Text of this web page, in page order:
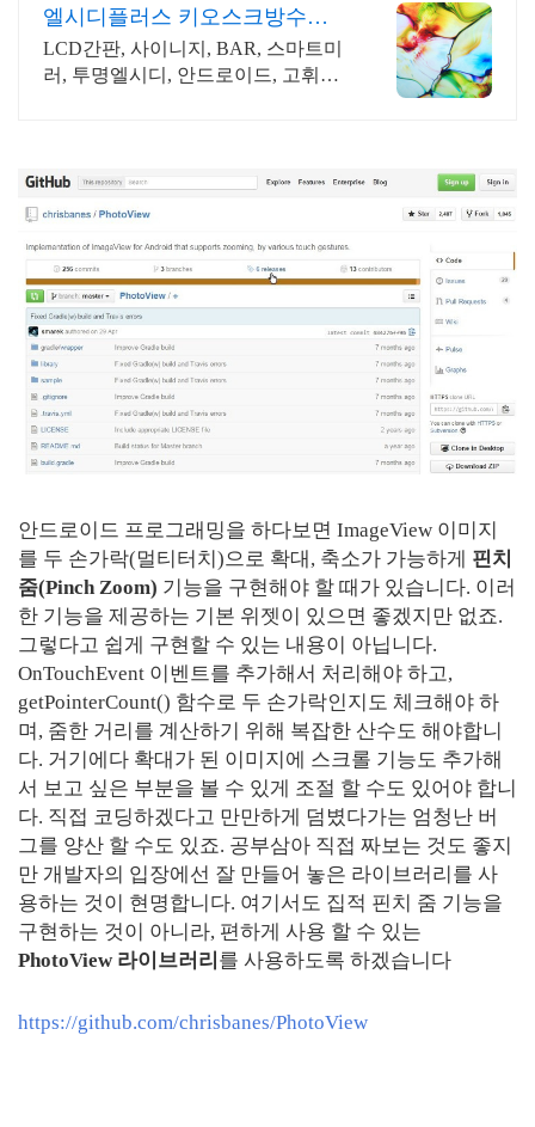
엘시디플러스 키오스크방수함
체
LCD간판, 사이니지, BAR, 스마트미
러, 투명엘시디, 안드로이드, 고휘도
안드로이드 프로그래밍을 하다보면 ImageView 이미지
를 두 손가락(멀티터치)으로 확대, 축소가 가능하게 핀치
줌(Pinch Zoom) 기능을 구현해야 할 때가 있습니다. 이러
한 기능을 제공하는 기본 위젯이 있으면 좋겠지만 없죠.
그렇다고 쉽게 구현할 수 있는 내용이 아닙니다.
OnTouchEvent 이벤트를 추가해서 처리해야 하고,
getPointerCount() 함수로 두 손가락인지도 체크해야 하
며, 줌한 거리를 계산하기 위해 복잡한 산수도 해야합니
다. 거기에다 확대가 된 이미지에 스크롤 기능도 추가해
서 보고 싶은 부분을 볼 수 있게 조절 할 수도 있어야 합니
다. 직접 코딩하겠다고 만만하게 덤볐다가는 엄청난 버
그를 양산 할 수도 있죠. 공부삼아 직접 짜보는 것도 좋지
만 개발자의 입장에선 잘 만들어 놓은 라이브러리를 사
용하는 것이 현명합니다. 여기서도 집적 핀치 줌 기능을
구현하는 것이 아니라, 편하게 사용 할 수 있는
PhotoView 라이브러리 를 사용하도록 하겠습니다
https://github.com/chrisbanes/PhotoView